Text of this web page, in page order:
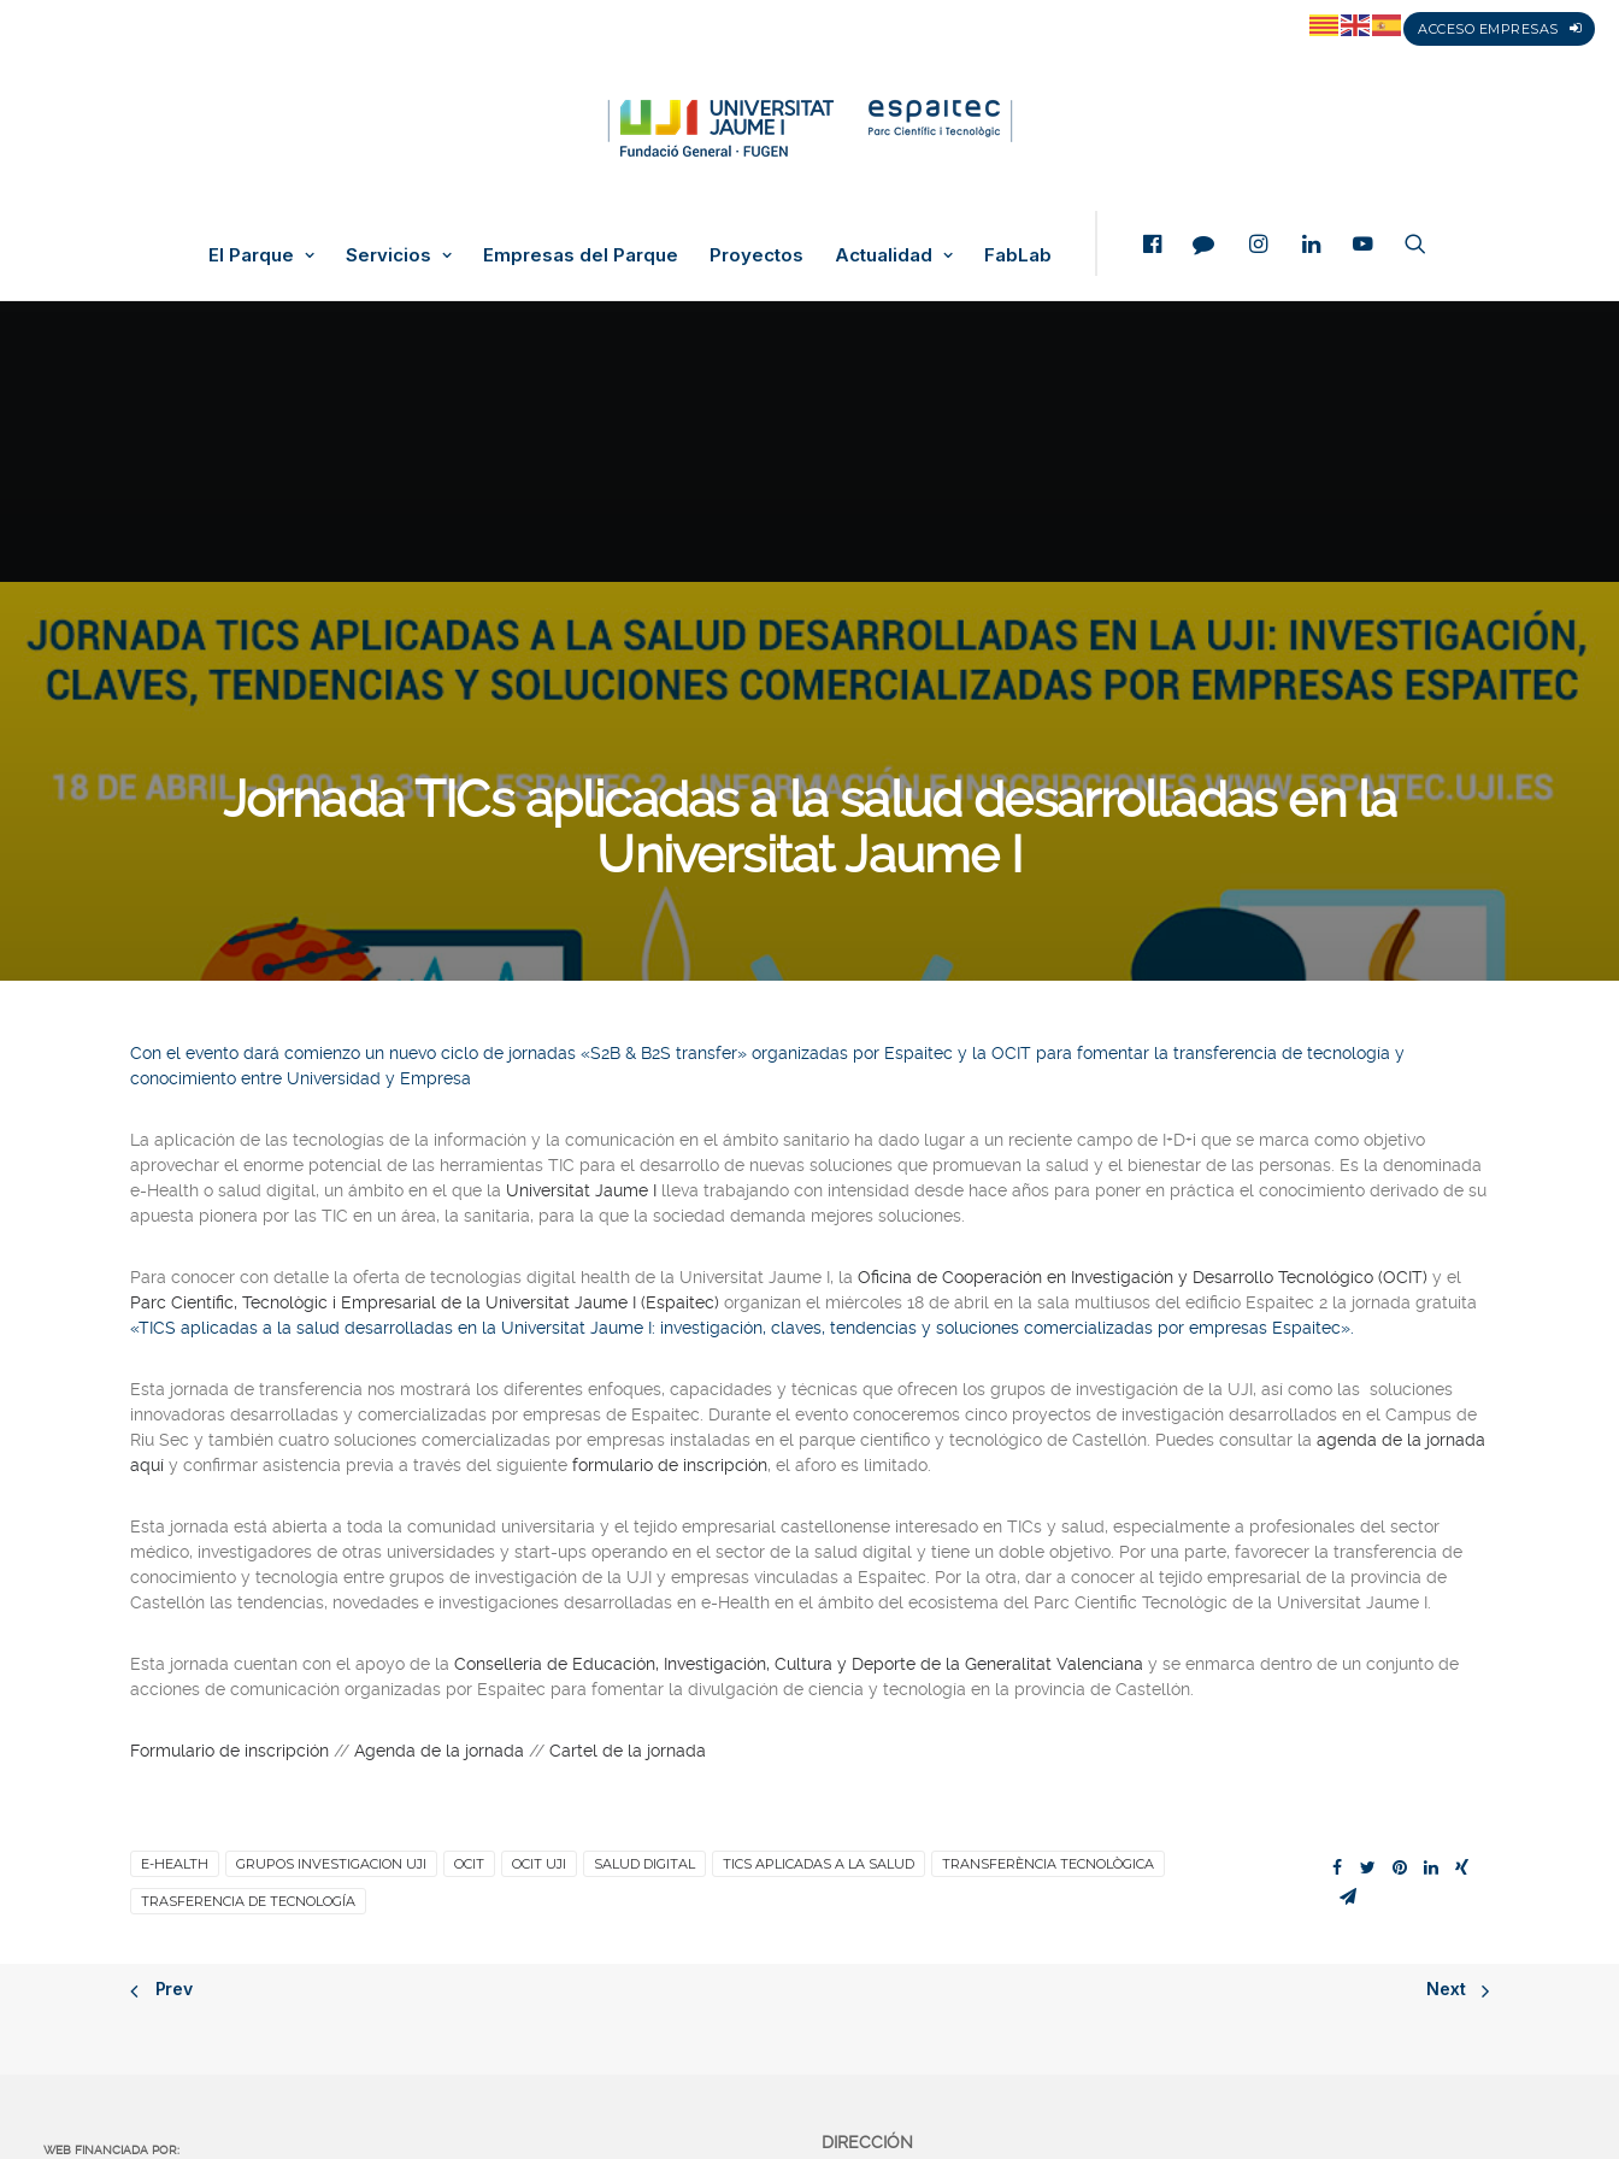
ACCESO EMPRESAS
El Parque Servicios Empresas del Parque Proyectos Actualidad FabLab
Jornada TICs aplicadas a la salud desarrolladas en la
Universitat Jaume I
Con el evento dará comienzo un nuevo ciclo de jornadas «S2B & B2S transfer» organizadas por Espaitec y la OCIT para fomentar la transferencia de tecnología y
conocimiento entre Universidad y Empresa
La aplicación de las tecnologías de la información y la comunicación en el ámbito sanitario ha dado lugar a un reciente campo de I+D+i que se marca como objetivo
aprovechar el enorme potencial de las herramientas TIC para el desarrollo de nuevas soluciones que promuevan la salud y el bienestar de las personas. Es la denominada
e-Health o salud digital, un ámbito en el que la Universitat Jaume I lleva trabajando con intensidad desde hace años para poner en práctica el conocimiento derivado de su
apuesta pionera por las TIC en un área, la sanitaria, para la que la sociedad demanda mejores soluciones.
Para conocer con detalle la oferta de tecnologías digital health de la Universitat Jaume I, la Oficina de Cooperación en Investigación y Desarrollo Tecnológico (OCIT) y el
Parc Científic, Tecnològic i Empresarial de la Universitat Jaume I (Espaitec) organizan el miércoles 18 de abril en la sala multiusos del edificio Espaitec 2 la jornada gratuita
«TICS aplicadas a la salud desarrolladas en la Universitat Jaume I: investigación, claves, tendencias y soluciones comercializadas por empresas Espaitec».
Esta jornada de transferencia nos mostrará los diferentes enfoques, capacidades y técnicas que ofrecen los grupos de investigación de la UJI, así como las soluciones
innovadoras desarrolladas y comercializadas por empresas de Espaitec. Durante el evento conoceremos cinco proyectos de investigación desarrollados en el Campus de
Riu Sec y también cuatro soluciones comercializadas por empresas instaladas en el parque científico y tecnológico de Castellón. Puedes consultar la agenda de la jornada
aquí y confirmar asistencia previa a través del siguiente formulario de inscripción, el aforo es limitado.
Esta jornada está abierta a toda la comunidad universitaria y el tejido empresarial castellonense interesado en TICs y salud, especialmente a profesionales del sector
médico, investigadores de otras universidades y start-ups operando en el sector de la salud digital y tiene un doble objetivo. Por una parte, favorecer la transferencia de
conocimiento y tecnología entre grupos de investigación de la UJI y empresas vinculadas a Espaitec. Por la otra, dar a conocer al tejido empresarial de la provincia de
Castellón las tendencias, novedades e investigaciones desarrolladas en e-Health en el ámbito del ecosistema del Parc Cientific Tecnològic de la Universitat Jaume I.
Esta jornada cuentan con el apoyo de la Consellería de Educación, Investigación, Cultura y Deporte de la Generalitat Valenciana y se enmarca dentro de un conjunto de
acciones de comunicación organizadas por Espaitec para fomentar la divulgación de ciencia y tecnología en la provincia de Castellón.
Formulario de inscripción // Agenda de la jornada // Cartel de la jornada
E-HEALTH GRUPOS INVESTIGACION UJI OCIT OCIT UJI SALUD DIGITAL TICS APLICADAS A LA SALUD TRANSFERÈNCIA TECNOLÒGICA
TRASFERENCIA DE TECNOLOGÍA
Prev Next
WEB FINANCIADA POR:
DIRECCIÓN